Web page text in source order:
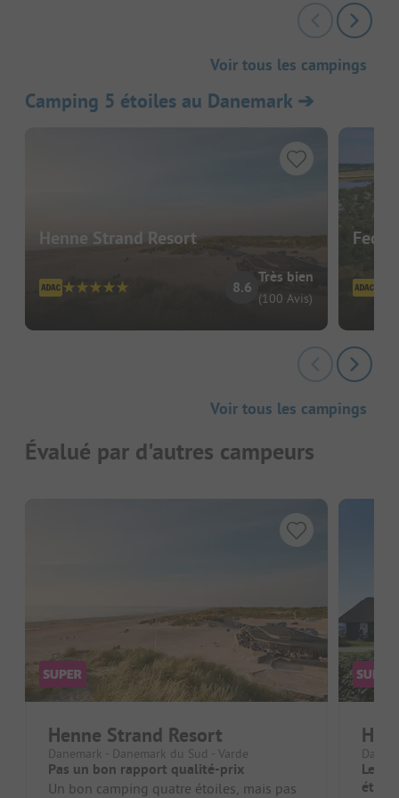
Voir tous les campings
Camping 5 étoiles au Danemark➔
Henne Strand Resort
8.6
Très bien
(100 Avis)
Voir tous les campings
Évalué par d'autres campeurs
Henne Strand Resort
Danemark - Danemark du Sud - Varde
Pas un bon rapport qualité-prix
Un bon camping quatre étoiles, mais pas
Le